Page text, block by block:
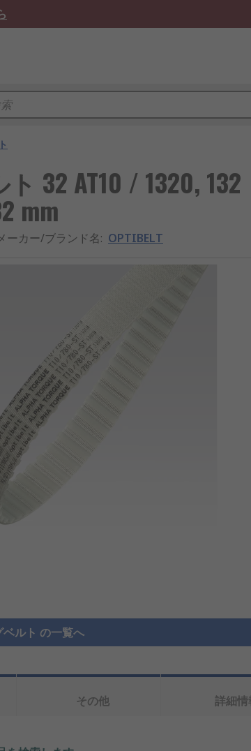
32 AT10 / 1320, 132
mm
ーカー/ブランド名: OPTIBELT
ベルト の一覧へ
その他 詳細情